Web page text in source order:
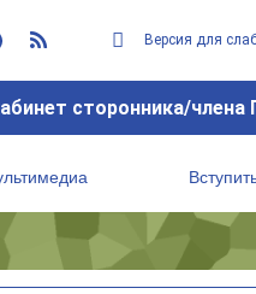
Версия для
сторонника/члена